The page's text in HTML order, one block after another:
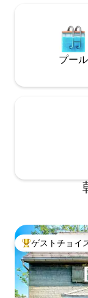
プール
大好評のゲスト
ゲストチョイ